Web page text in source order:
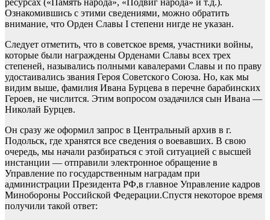
Ознакомившись с этими сведениями, можно обратить
внимание, что Орден Славы I степени нигде не указан.
Следует отметить, что в советское время, участники войны,
которые были награждены Орденами Славы всех трех
степеней, назывались полными кавалерами Славы и по праву
удостаивались звания Героя Советского Союза. Но, как мы
видим выше, фамилия Ивана Бурцева в перечне барабинских
Героев, не числится. Этим вопросом озадачился сын Ивана —
Николай Бурцев.
Он сразу же оформил запрос в Центральный архив в г.
Подольск, где хранятся все сведения о воевавших. В свою
очередь, мы начали разбираться с этой ситуацией с высшей
инстанции — отправили электронное обращение в
Управление по государственным наградам при
администрации Президента РФ,в главное Управление кадров
Минобороны Российской Федерации.Спустя некоторое время
получили такой ответ: